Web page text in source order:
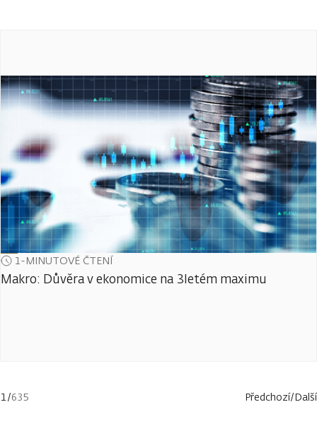
1-MINUTOVÉ ČTENÍ
Makro: Důvěra v ekonomice na 3letém maximu
1/635 Předchozí/Další